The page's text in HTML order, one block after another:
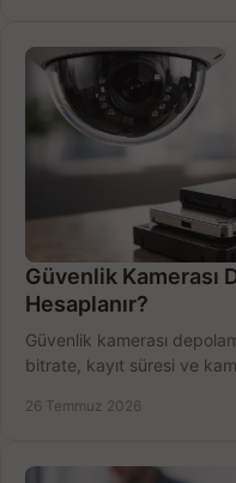
Güvenlik Kamerası
Hesaplanır?
Güvenlik kamerası
bitrate, kayıt süresi ve
26 Temmuz 2026